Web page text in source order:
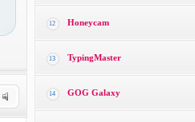
12 Honeycam
13 TypingMaster
14 GOG Galaxy